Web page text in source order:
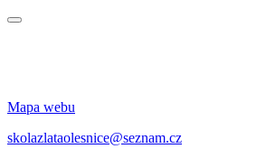
Mapa webu
skolazlataolesnice@seznam.cz